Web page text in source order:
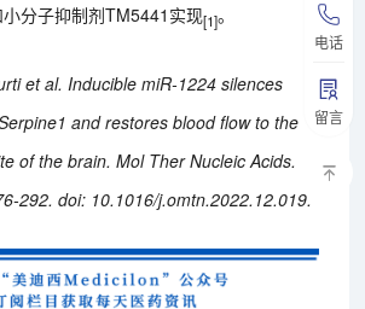
电话
留言
分子抑制剂TM5441实现[1]。
et al. Inducible miR-1224 silences
and restores blood flow to the
of the brain. Mol Ther Nucleic Acids.
292. doi: 10.1016/j.omtn.2022.12.019.